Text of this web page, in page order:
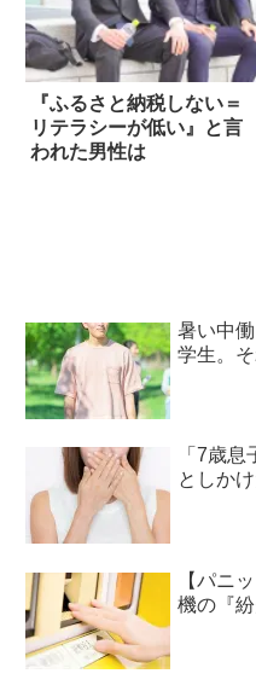
『ふるさと納税しない＝
リテラシーが低い』と言
われた男性は
暑い中
学生。
「7歳
としか
【パニ
機の『